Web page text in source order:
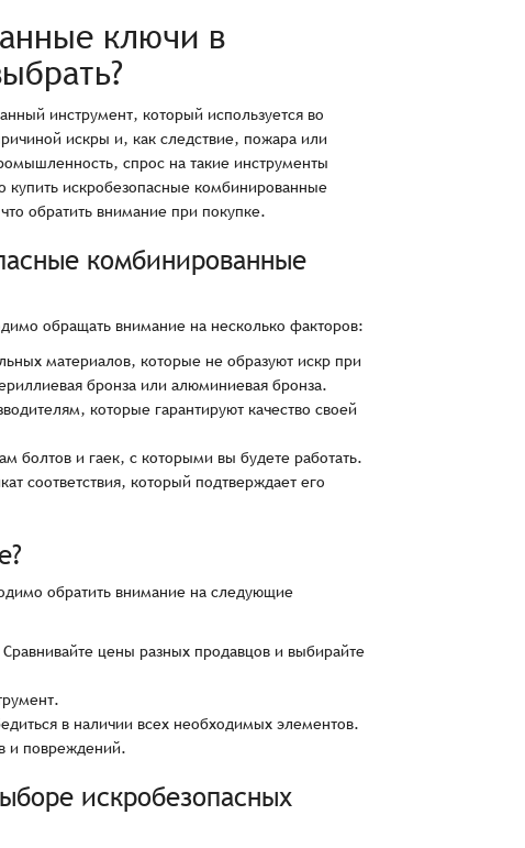
ключи в
инструмент, который используется во
искры и, как следствие, пожара или
спрос на такие инструменты
купить искробезопасные комбинированные
обратить внимание при покупке.
комбинированные
обращать внимание на несколько факторов:
материалов, которые не образуют искр при
бронза или алюминиевая бронза.
которые гарантируют качество своей
болтов и гаек, с которыми вы будете работать.
соответствия, который подтверждает его
обратить внимание на следующие
цены разных продавцов и выбирайте
в наличии всех необходимых элементов.
и повреждений.
искробезопасных